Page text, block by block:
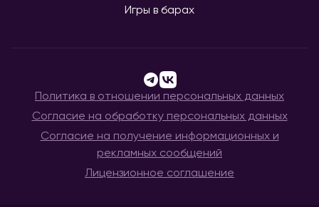
Игры в барах
Политика в отношении персональных данных
Согласие на обработку персональных данных
Согласие на получение информационных и
рекламных сообщений
Лицензионное соглашение